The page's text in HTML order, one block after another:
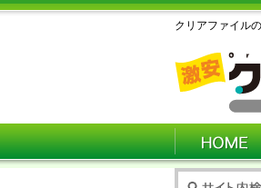
クリアファイル